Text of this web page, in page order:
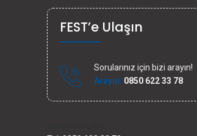
FEST’e Ulaşın
Sorularınız için bizi arayın!
Arayın: 0850 622 33 78